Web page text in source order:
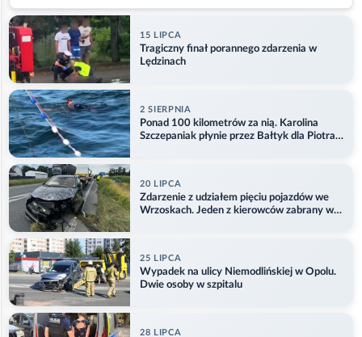
15 LIPCA
Tragiczny finał porannego zdarzenia w
Lędzinach
2 SIERPNIA
Ponad 100 kilometrów za nią. Karolina
Szczepaniak płynie przez Bałtyk dla Piotra.
20 LIPCA
Zdarzenie z udziałem pięciu pojazdów we
Wrzoskach. Jeden z kierowców zabrany w
25 LIPCA
Wypadek na ulicy Niemodlińskiej w Opolu.
Dwie osoby w szpitalu
28 LIPCA